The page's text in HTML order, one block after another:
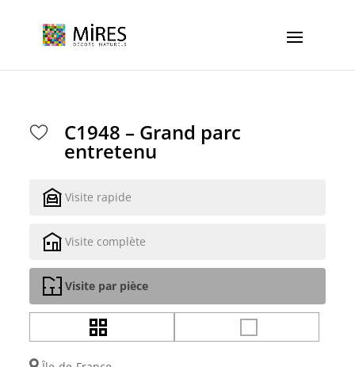
C1948 – Grand parc
entretenu
Visite rapide
Visite complète
Visite par pièce